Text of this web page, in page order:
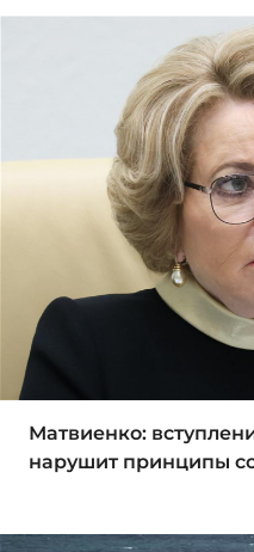
Матвиенко:
нарушит принципы